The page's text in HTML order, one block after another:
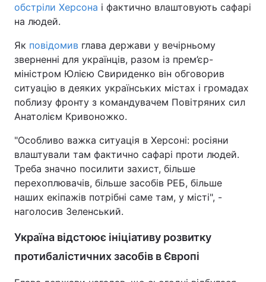
обстріли Херсона і фактично влаштовують сафарі
на людей.
Як повідомив глава держави у вечірньому
зверненні для українців, разом із прем’єр-
міністром Юлією Свириденко він обговорив
ситуацію в деяких українських містах і громадах
поблизу фронту з командувачем Повітряних сил
Анатолієм Кривоножко.
"Особливо важка ситуація в Херсоні: росіяни
влаштували там фактично сафарі проти людей.
Треба значно посилити захист, більше
перехоплювачів, більше засобів РЕБ, більше
наших екіпажів потрібні саме там, у місті", -
наголосив Зеленський.
Україна відстоює ініціативу розвитку
протибалістичних засобів в Європі